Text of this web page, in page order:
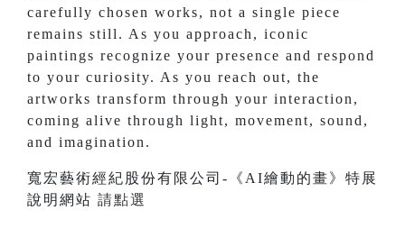
carefully chosen works, not a single piece
remains still. As you approach, iconic
paintings recognize your presence and respond
to your curiosity. As you reach out, the
artworks transform through your interaction,
coming alive through light, movement, sound,
and imagination.
寬宏藝術經紀股份有限公司-《AI繪動的畫》特展
說明網站 請點選